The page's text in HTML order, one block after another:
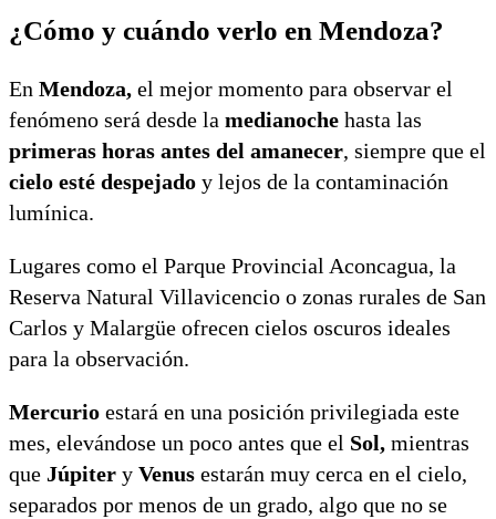
¿Cómo y cuándo verlo en Mendoza?
En Mendoza, el mejor momento para observar el
fenómeno será desde la medianoche hasta las
primeras horas antes del amanecer, siempre que el
cielo esté despejado y lejos de la contaminación
lumínica.
Lugares como el Parque Provincial Aconcagua, la
Reserva Natural Villavicencio o zonas rurales de San
Carlos y Malargüe ofrecen cielos oscuros ideales
para la observación.
Mercurio estará en una posición privilegiada este
mes, elevándose un poco antes que el Sol, mientras
que Júpiter y Venus estarán muy cerca en el cielo,
separados por menos de un grado, algo que no se